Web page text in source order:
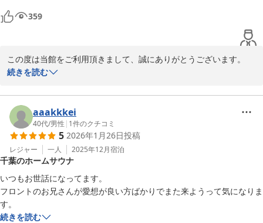
359
この度は当館をご利用頂きまして、誠にありがとうございます。
冷凍食品のご用意もございますので、是非お声がけ下さい。また、
見つかりにくく、申し訳ございませんでした。
カプセルホテル ふらる
2026-01-30
続きを読む
aaakkkei
40代/男性 | 1件のクチコミ
5 2026年1月26日投稿
レジャー 一人 2025年12月宿泊
千葉のホームサウナ
いつもお世話になってます。
フロントのお兄さんが愛想が良い方ばかりでまた来ようって気になりま
す。
続きを読む